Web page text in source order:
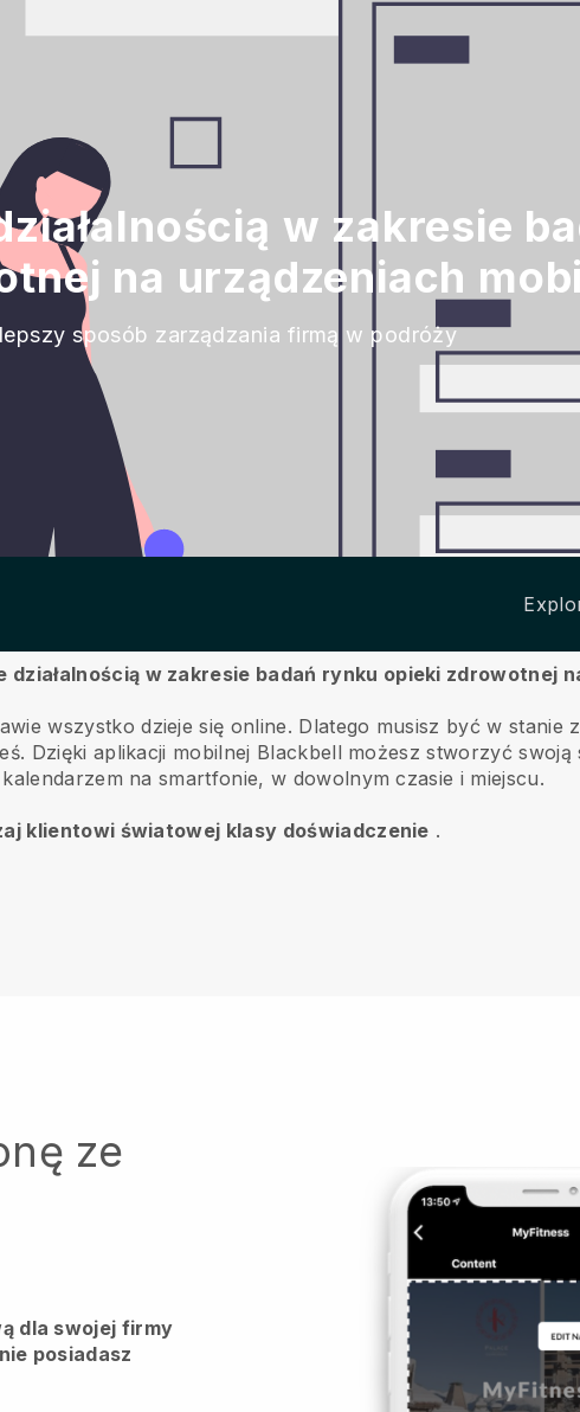
w zakresie
na urządzeniach
sposób zarządzania firmą w podróży
w zakresie badań rynku opieki zdrowotnej
wszystko dzieje się online. Dlatego musisz być w stanie
Dzięki aplikacji mobilnej Blackbell możesz stworzyć
na smartfonie, w dowolnym czasie i miejscu.
klientowi światowej klasy doświadczenie .
ze
dla swojej firmy
posiadasz